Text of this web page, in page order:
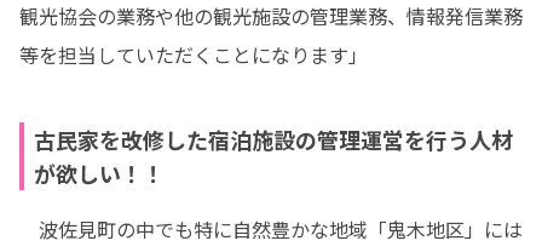
観光協会の業務や他の観光施設の管理業務、情報発信業務
等を担当していただくことになります」
古民家を改修した宿泊施設の管理運営を行う人材
が欲しい！！
波佐見町の中でも特に自然豊かな地域「鬼木地区」には